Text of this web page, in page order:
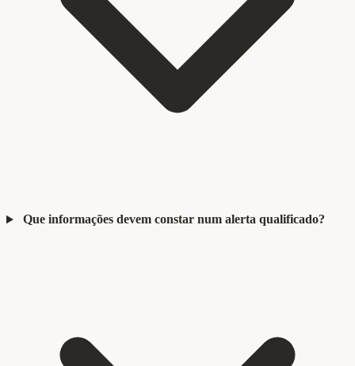
Que informações devem constar num alerta qualificado?